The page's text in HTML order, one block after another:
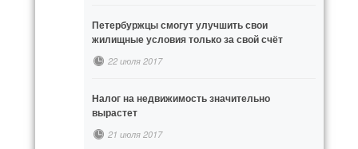
Петербуржцы смогут улучшить свои
жилищные условия только за свой счёт
22 июля 2017
Налог на недвижимость значительно
вырастет
21 июля 2017